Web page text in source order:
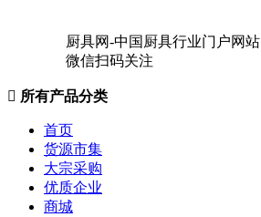
厨具网-中国厨具行业门户网站
微信扫码关注
 所有产品分类
首页
货源市集
大宗采购
优质企业
商城